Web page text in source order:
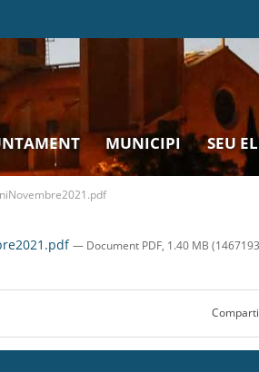
MUNICIPI SEU
— Document PDF, 1.40 MB